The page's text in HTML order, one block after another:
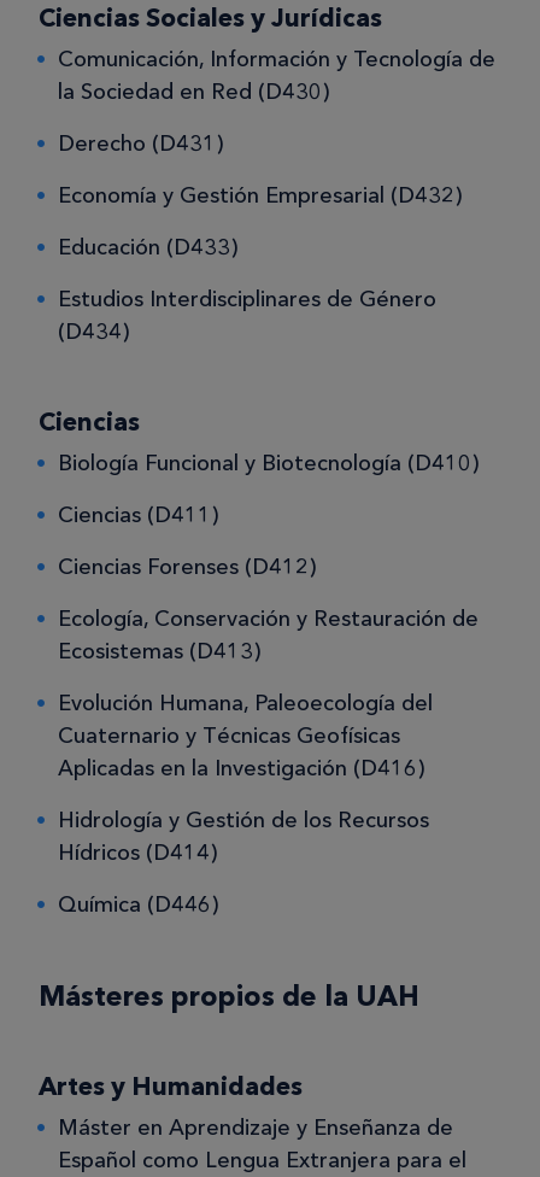
Ciencias Sociales y Jurídicas
Comunicación, Información y Tecnología de
la Sociedad en Red (D430)
Derecho (D431)
Economía y Gestión Empresarial (D432)
Educación (D433)
Estudios Interdisciplinares de Género
(D434)
Ciencias
Biología Funcional y Biotecnología (D410)
Ciencias (D411)
Ciencias Forenses (D412)
Ecología, Conservación y Restauración de
Ecosistemas (D413)
Evolución Humana, Paleoecología del
Cuaternario y Técnicas Geofísicas
Aplicadas en la Investigación (D416)
Hidrología y Gestión de los Recursos
Hídricos (D414)
Química (D446)
Másteres propios de la UAH
Artes y Humanidades
Máster en Aprendizaje y Enseñanza de
Español como Lengua Extranjera para el